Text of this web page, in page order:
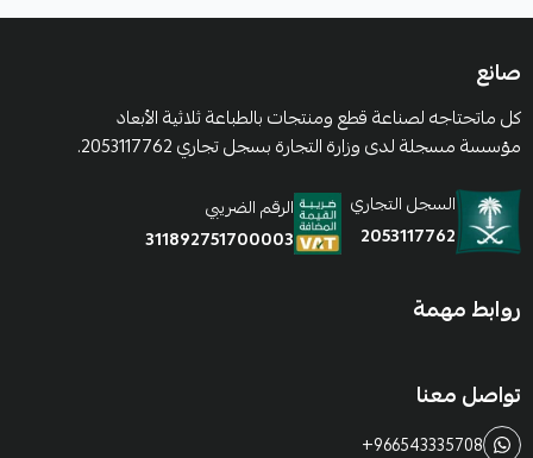
صانع
كل ماتحتاجه لصناعة قطع ومنتجات بالطباعة ثلاثية الأبعاد
مؤسسة مسجلة لدى وزارة التجارة بسجل تجاري 2053117762.
السجل التجاري
2053117762
الرقم الضريبي
311892751700003
روابط مهمة
تواصل معنا
+966543335708